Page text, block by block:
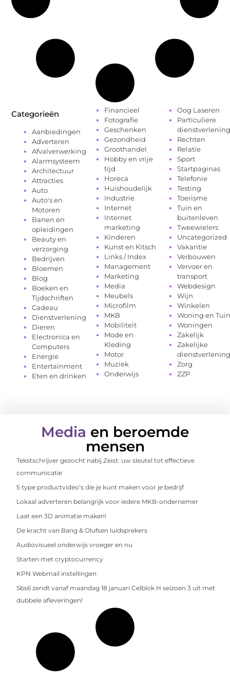
Categorieën
Aanbiedingen
Adverteren
Afvalverwerking
Alarmsysteem
Architectuur
Attracties
Auto
Auto's en
Motoren
Banen en
opleidingen
Beauty en
verzorging
Bedrijven
Bloemen
Blog
Boeken en
Tijdschriften
Cadeau
Dienstverlening
Dieren
Electronica en
Computers
Energie
Entertainment
Eten en drinken
Financieel
Fotografie
Geschenken
Gezondheid
Groothandel
Hobby en vrije
tijd
Horeca
Huishoudelijk
Industrie
Internet
Internet
marketing
Kinderen
Kunst en Kitsch
Links / Index
Management
Marketing
Media
Meubels
Microfilm
MKB
Mobiliteit
Mode en
Kleding
Motor
Muziek
Onderwijs
Oog Laseren
Particuliere
dienstverlening
Rechten
Relatie
Sport
Startpaginas
Telefonie
Testing
Toerisme
Tuin en
buitenleven
Tweewielers
Uncategorized
Vakantie
Verbouwen
Vervoer en
transport
Webdesign
Wijn
Winkelen
Woning en Tuin
Woningen
Zakelijk
Zakelijke
dienstverlening
Zorg
ZZP
Media en beroemde
mensen
Tekstschrijver gezocht nabij Zeist: uw sleutel tot effectieve
communicatie
5 type productvideo’s die je kunt maken voor je bedrijf
Lokaal adverteren belangrijk voor iedere MKB-ondernemer
Laat een 3D animatie maken!
De kracht van Bang & Olufsen luidsprekers
Audiovisueel onderwijs vroeger en nu
Starten met cryptocurrency
KPN Webmail instellingen
Sbs6 zendt vanaf maandag 18 januari Celblok H seizoen 3 uit met
dubbele afleveringen!